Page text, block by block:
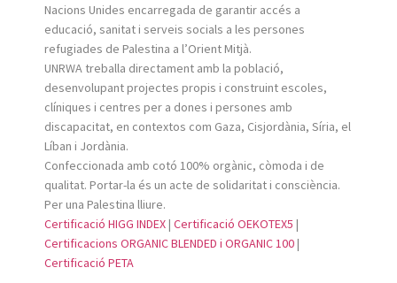
Nacions Unides encarregada de garantir accés a
educació, sanitat i serveis socials a les persones
refugiades de Palestina a l’Orient Mitjà.
UNRWA treballa directament amb la població,
desenvolupant projectes propis i construint escoles,
clíniques i centres per a dones i persones amb
discapacitat, en contextos com Gaza, Cisjordània, Síria, el
Líban i Jordània.
Confeccionada amb cotó 100% orgànic, còmoda i de
qualitat. Portar-la és un acte de solidaritat i consciència.
Per una Palestina lliure.
Certificació HIGG INDEX| Certificació OEKOTEX5 |
Certificacions ORGANIC BLENDED i ORGANIC 100|
Certificació PETA